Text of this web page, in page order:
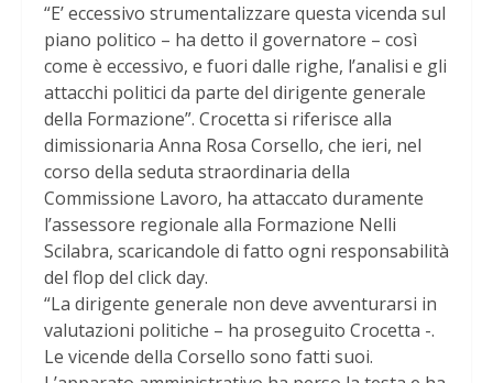
“E’ eccessivo strumentalizzare questa vicenda sul
piano politico – ha detto il governatore – così
come è eccessivo, e fuori dalle righe, l’analisi e gli
attacchi politici da parte del dirigente generale
della Formazione”. Crocetta si riferisce alla
dimissionaria Anna Rosa Corsello, che ieri, nel
corso della seduta straordinaria della
Commissione Lavoro, ha attaccato duramente
l’assessore regionale alla Formazione Nelli
Scilabra, scaricandole di fatto ogni responsabilità
del flop del click day.
“La dirigente generale non deve avventurarsi in
valutazioni politiche – ha proseguito Crocetta -.
Le vicende della Corsello sono fatti suoi.